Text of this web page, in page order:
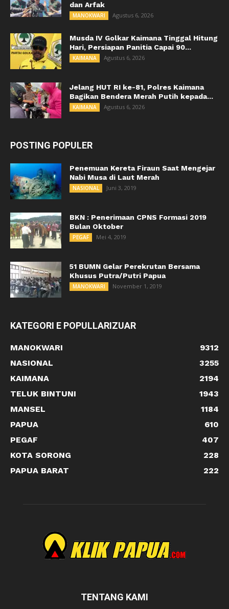
dan Arfak
MANOKWARI Agustus 6, 2026
Musda IV Golkar Kaimana Tinggal Hitung
Hari, Persiapan Panitia Capai 90...
KAIMANA Agustus 6, 2026
Jelang HUT RI ke-81, Polres Kaimana
Bagikan Bendera Merah Putih kepada...
KAIMANA Agustus 6, 2026
POSTING POPULER
Penemuan Kereta Firaun Saat Mengejar
Nabi Musa di Laut Merah
NASIONAL Juni 3, 2019
BKN : Penerimaan CPNS Formasi 2019
Bulan Oktober
PEGAF Mei 4, 2019
51 BUMN Gelar Perekrutan Bersama
Khusus Putra/Putri Papua
MANOKWARI November 1, 2019
KATEGORI E POPULLARIZUAR
MANOKWARI
9312
NASIONAL
3255
KAIMANA
2194
TELUK BINTUNI
1943
MANSEL
1184
PAPUA
610
PEGAF
407
KOTA SORONG
228
PAPUA BARAT
222
TENTANG KAMI